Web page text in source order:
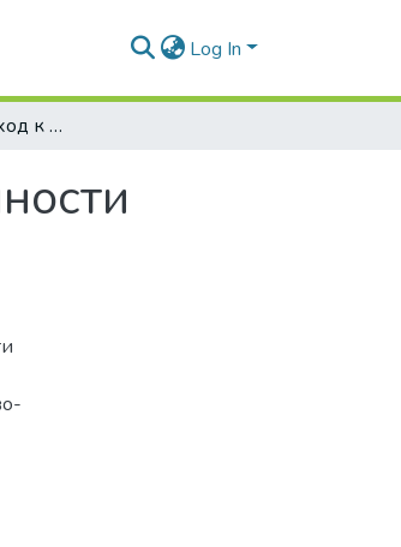
Log In
Энтропийный подход к оцениванию согласованности суждений экспертов